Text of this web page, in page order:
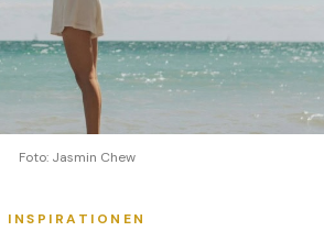
Foto: Jasmin Chew
INSPIRATIONEN